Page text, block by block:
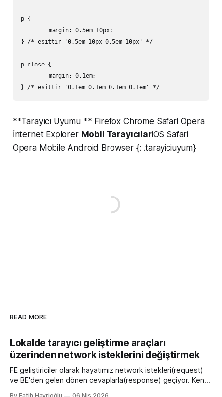
p {
} /* esittir '0.5em 10px 0.5em 10px' */
p.close {
} /* esittir '0.1em 0.1em 0.1em 0.1em' */
**Tarayıcı Uyumu ** Firefox Chrome Safari Opera
İnternet Explorer Mobil TarayıcılariOS Safari
Opera Mobile Android Browser {: .tarayiciuyum}
READ MORE
Lokalde tarayıcı geliştirme araçları
üzerinden network isteklerini değiştirmek
FE geliştiriciler olarak hayatımız network istekleri(request)
ve BE'den gelen dönen cevaplarla(response) geçiyor. Kendi
By Fatih Hayrioğlu 06 Nis 2026